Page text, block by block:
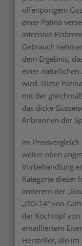
offenporigem
einer Patina
intensive
Gebrauch
dem Ergebnis,
einer natürlichen
wird. Diese
mit der
das dicke
Anbrennen der
Im
weiter oben
Vorbehandlung
Kategorie dieser
anderem der
„DO-14“ von
der Kochtopf
emailliertem
Hersteller, die im